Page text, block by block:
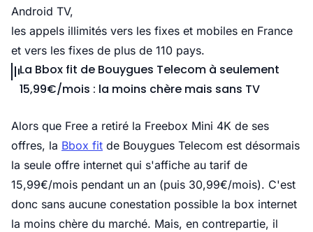
Android TV,
les appels illimités vers les fixes et mobiles en France
et vers les fixes de plus de 110 pays.
La Bbox fit de Bouygues Telecom à seulement
15,99€/mois : la moins chère mais sans TV
Alors que Free a retiré la Freebox Mini 4K de ses
offres, la Bbox fit de Bouygues Telecom est désormais
la seule offre internet qui s'affiche au tarif de
15,99€/mois pendant un an (puis 30,99€/mois). C'est
donc sans aucune conestation possible la box internet
la moins chère du marché. Mais, en contrepartie, il